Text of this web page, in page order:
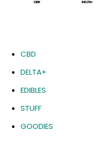
CBD
DELTA+
EDIBLES
STUFF
GOODIES